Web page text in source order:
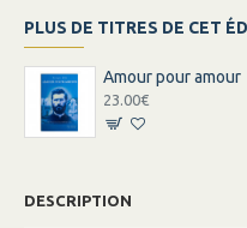
PLUS DE TITRES DE CET
Amour pour amour
23.00€
DESCRIPTION